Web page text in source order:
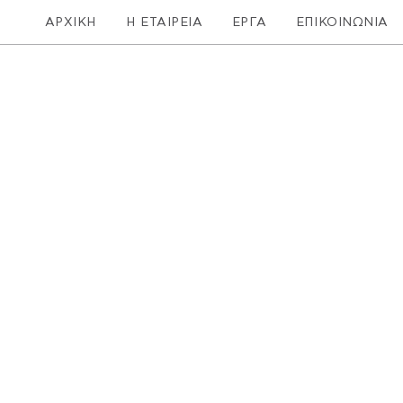
ΑΡΧΙΚΗ Η ΕΤΑΙΡΕΙΑ ΕΡΓΑ ΕΠΙΚΟΙΝΩΝΙΑ